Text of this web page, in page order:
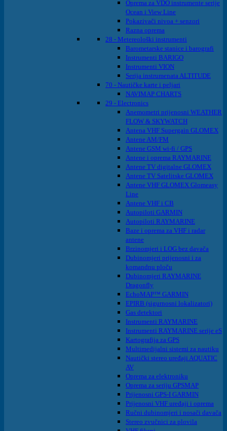
Oprema za VDO instrumente serije
Ocean i View Line
Pokazivači nivoa + senzori
Razna oprema
28 - Metereološki instrumenti
Barometarske stanice i barografi
Instrumenti BARIGO
Instrumenti VION
Serija instrumenata ALTITUDE
70 - Nautičke karte i peljari
NAVIMAP CHARTS
29 - Electronics
Anemometri prijenosni WEATHER
FLOW & SKYWATCH
Antena VHF Supergain GLOMEX
Antene AM/FM
Antene GSM wi-fi / GPS
Antene i oprema RAYMARINE
Antene TV digitalne GLOMEX
Antene TV Satelitske GLOMEX
Antene VHF GLOMEX Glomeasy
Line
Antene VHF i CB
Autopiloti GARMIN
Autopiloti RAYMARINE
Baze i oprema za VHF i radar
antene
Brzinomjeri i LOG bez davača
Dubinomjeri prijenosni i za
komandnu ploču
Dubinomjeri RAYMARINE
Dragonfly
EchoMAP™ GARMIN
EPIRB (sigurnosni lokalizatori)
Gas detektori
Instrumenti RAYMARINE
Instrumenti RAYMARINE serije eS
Kartografija za GPS
Multimedijalni sistemi za nautiku
Nautički stereo uređaji AQUATIC
AV
Oprema za elektroniku
Oprema za seriju GPSMAP
Prijenosni GPS-I GARMIN
Prijenosni VHF uređaji i oprema
Ručni dubinomjeri i nosači davača
Stereo zvučnici za plovila